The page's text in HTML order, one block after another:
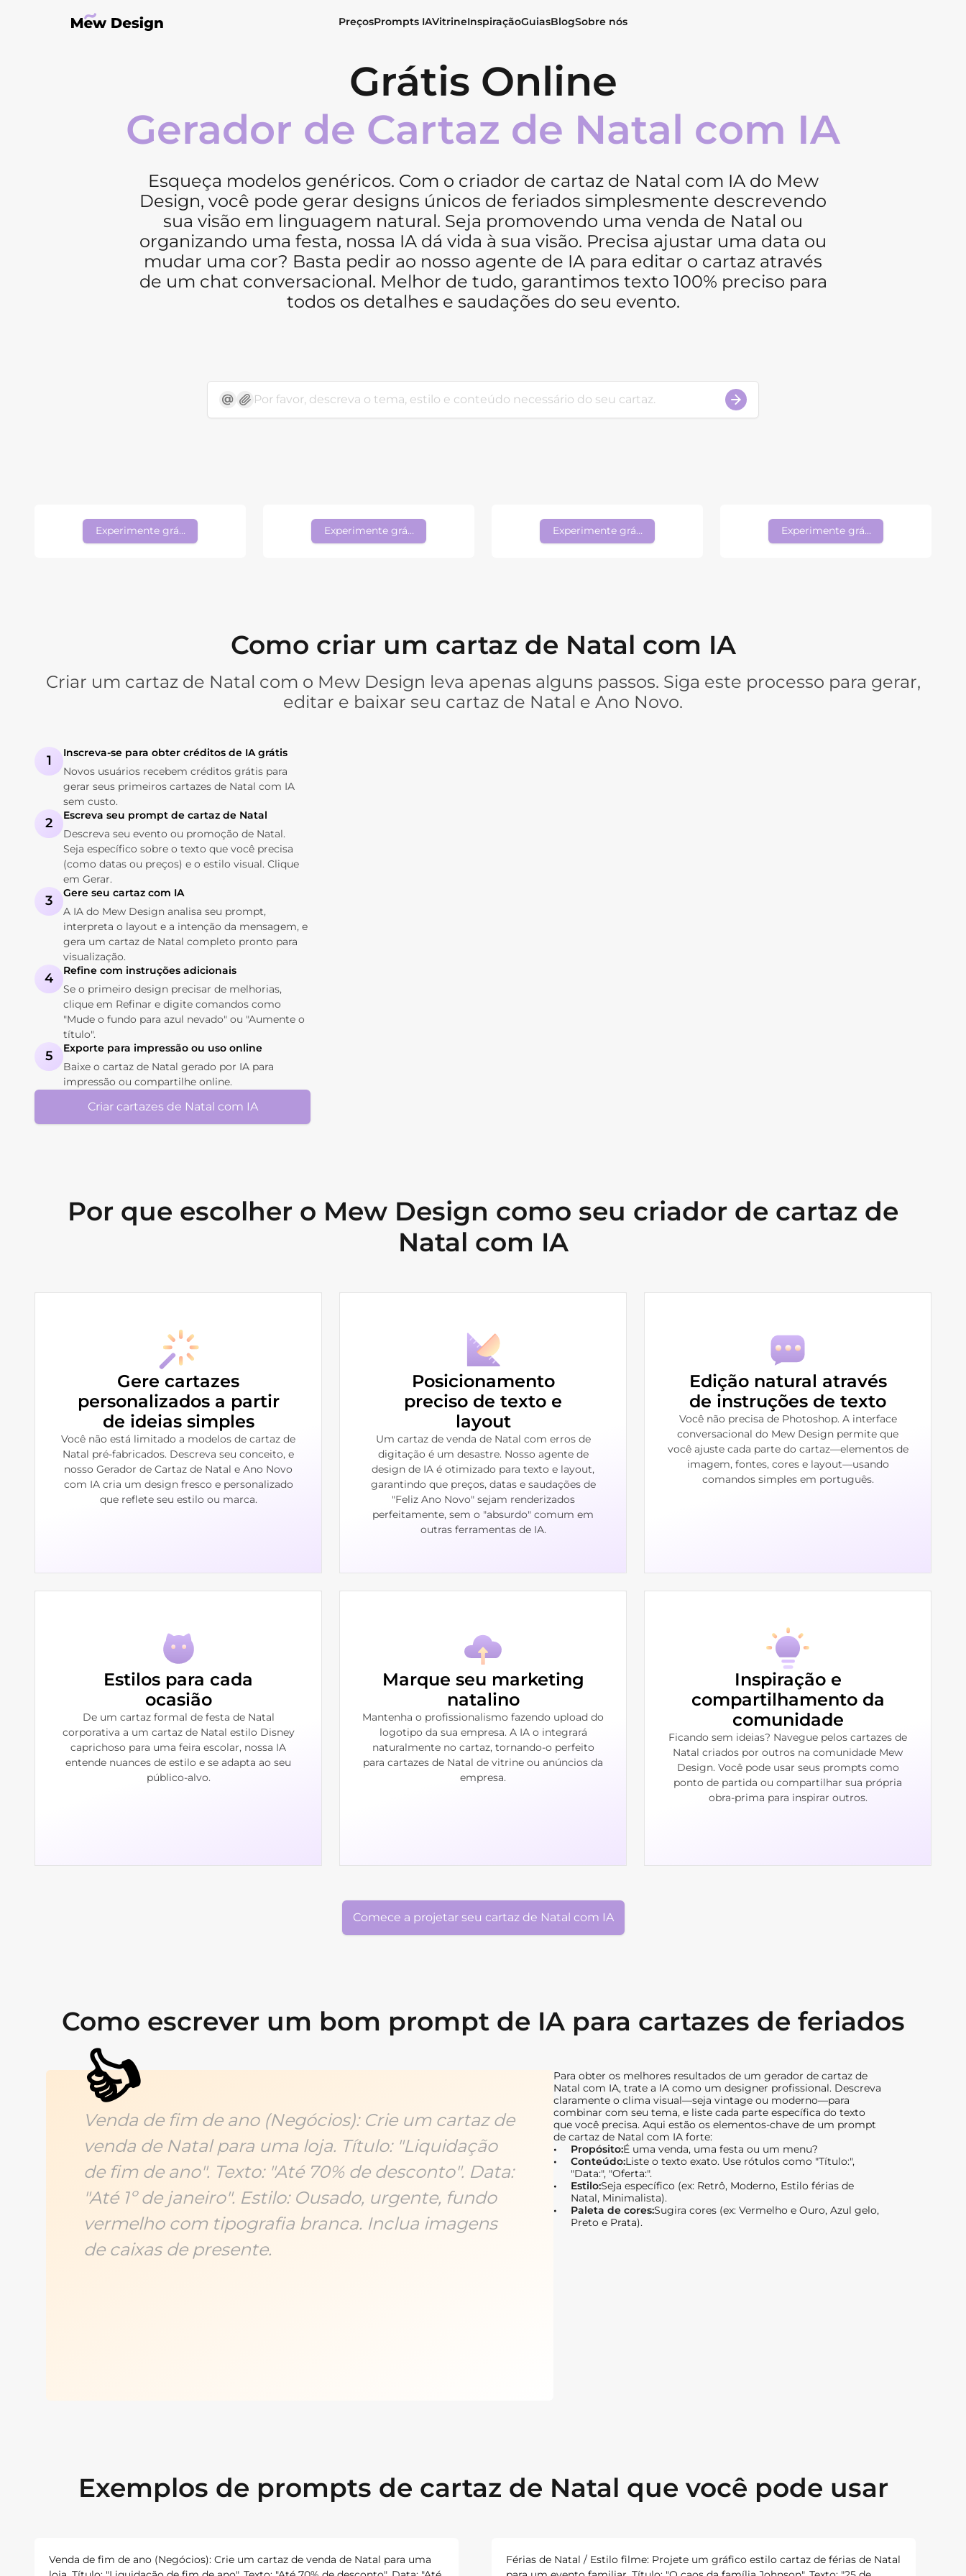
PreçosPrompts IAVitrineInspiraçãoGuiasBlogSobre nós
Grátis Online
Gerador de Cartaz de Natal com IA
Esqueça modelos genéricos. Com o criador de cartaz de Natal com IA do Mew
Design, você pode gerar designs únicos de feriados simplesmente descrevendo
sua visão em linguagem natural. Seja promovendo uma venda de Natal ou
organizando uma festa, nossa IA dá vida à sua visão. Precisa ajustar uma data ou
mudar uma cor? Basta pedir ao nosso agente de IA para editar o cartaz através
de um chat conversacional. Melhor de tudo, garantimos texto 100% preciso para
todos os detalhes e saudações do seu evento.
Experimente grátis Experimente grátis Experimente grátis Experimente grátis
Como criar um cartaz de Natal com IA
Criar um cartaz de Natal com o Mew Design leva apenas alguns passos. Siga este processo para gerar,
editar e baixar seu cartaz de Natal e Ano Novo.
1
Inscreva-se para obter créditos de IA grátis
Novos usuários recebem créditos grátis para
gerar seus primeiros cartazes de Natal com IA
sem custo.
2
Escreva seu prompt de cartaz de Natal
Descreva seu evento ou promoção de Natal.
Seja específico sobre o texto que você precisa
(como datas ou preços) e o estilo visual. Clique
em Gerar.
3
Gere seu cartaz com IA
A IA do Mew Design analisa seu prompt,
interpreta o layout e a intenção da mensagem, e
gera um cartaz de Natal completo pronto para
visualização.
4
Refine com instruções adicionais
Se o primeiro design precisar de melhorias,
clique em Refinar e digite comandos como
"Mude o fundo para azul nevado" ou "Aumente o
título".
5
Exporte para impressão ou uso online
Baixe o cartaz de Natal gerado por IA para
impressão ou compartilhe online.
Criar cartazes de Natal com IA
Por que escolher o Mew Design como seu criador de cartaz de
Natal com IA
Gere cartazes
personalizados a partir
de ideias simples
Você não está limitado a modelos de cartaz de
Natal pré-fabricados. Descreva seu conceito, e
nosso Gerador de Cartaz de Natal e Ano Novo
com IA cria um design fresco e personalizado
que reflete seu estilo ou marca.
Posicionamento
preciso de texto e
layout
Um cartaz de venda de Natal com erros de
digitação é um desastre. Nosso agente de
design de IA é otimizado para texto e layout,
garantindo que preços, datas e saudações de
"Feliz Ano Novo" sejam renderizados
perfeitamente, sem o "absurdo" comum em
outras ferramentas de IA.
Edição natural através
de instruções de texto
Você não precisa de Photoshop. A interface
conversacional do Mew Design permite que
você ajuste cada parte do cartaz—elementos de
imagem, fontes, cores e layout—usando
comandos simples em português.
Estilos para cada
ocasião
De um cartaz formal de festa de Natal
corporativa a um cartaz de Natal estilo Disney
caprichoso para uma feira escolar, nossa IA
entende nuances de estilo e se adapta ao seu
público-alvo.
Marque seu marketing
natalino
Mantenha o profissionalismo fazendo upload do
logotipo da sua empresa. A IA o integrará
naturalmente no cartaz, tornando-o perfeito
para cartazes de Natal de vitrine ou anúncios da
empresa.
Inspiração e
compartilhamento da
comunidade
Ficando sem ideias? Navegue pelos cartazes de
Natal criados por outros na comunidade Mew
Design. Você pode usar seus prompts como
ponto de partida ou compartilhar sua própria
obra-prima para inspirar outros.
Comece a projetar seu cartaz de Natal com IA
Como escrever um bom prompt de IA para cartazes de feriados
Venda de fim de ano (Negócios): Crie um cartaz de
venda de Natal para uma loja. Título: "Liquidação
de fim de ano". Texto: "Até 70% de desconto". Data:
"Até 1º de janeiro". Estilo: Ousado, urgente, fundo
vermelho com tipografia branca. Inclua imagens
de caixas de presente.
👍
Para obter os melhores resultados de um gerador de cartaz de
Natal com IA, trate a IA como um designer profissional. Descreva
claramente o clima visual—seja vintage ou moderno—para
combinar com seu tema, e liste cada parte específica do texto
que você precisa. Aqui estão os elementos-chave de um prompt
de cartaz de Natal com IA forte:
Propósito:É uma venda, uma festa ou um menu?
Conteúdo:Liste o texto exato. Use rótulos como "Título:",
"Data:", "Oferta:".
Estilo:Seja específico (ex: Retrô, Moderno, Estilo férias de
Natal, Minimalista).
Paleta de cores:Sugira cores (ex: Vermelho e Ouro, Azul gelo,
Preto e Prata).
Exemplos de prompts de cartaz de Natal que você pode usar
Venda de fim de ano (Negócios): Crie um cartaz de venda de Natal para uma
Férias de Natal / Estilo filme: Projete um gráfico estilo cartaz de férias de Natal